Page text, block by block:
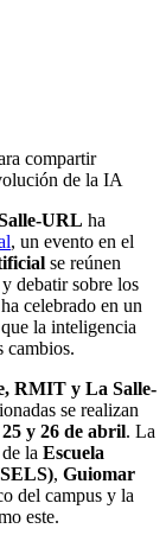
compartir
de la IA
URL ha
, un evento en el
se reúnen
debatir sobre los
celebrado en un
la inteligencia
cambios.
RMIT y La Salle-
se realizan
25 y 26 de abril. La
la Escuela
, Guiomar
del campus y la
este.